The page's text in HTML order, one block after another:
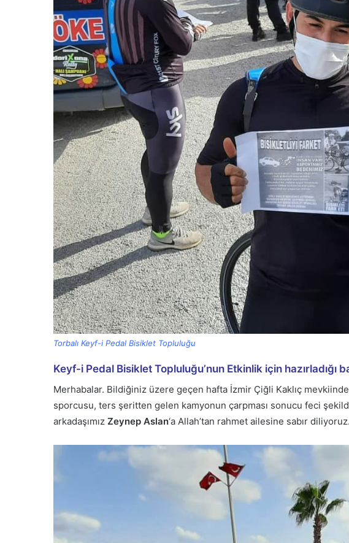
Torbalı Keyf-i Pedal Bisiklet Topluluğu
Keyf-i Pedal Bisiklet Topluluğu’nun Etkinlik için hazırladığı
Merhabalar. Bildiğiniz üzere geçen hafta İzmir Çiğli Kaklıç
sporcusu, ters şeritten gelen kamyonun çarpması sonucu feci
arkadaşımız Zeynep Aslan‘a Allah’tan rahmet ailesine sabır diliyoruz.